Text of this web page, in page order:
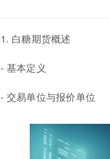
1. 白糖期货概述
- 基本定义
- 交易单位与报价单位